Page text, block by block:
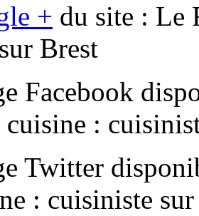
+ du site : Le
Brest
Facebook
:
Twitter
: cuisiniste